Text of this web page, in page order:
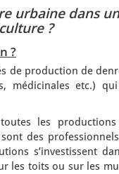
urbaine dans
?
?
de production de
médicinales etc.)
les
des
s’investissent
les toits ou sur les